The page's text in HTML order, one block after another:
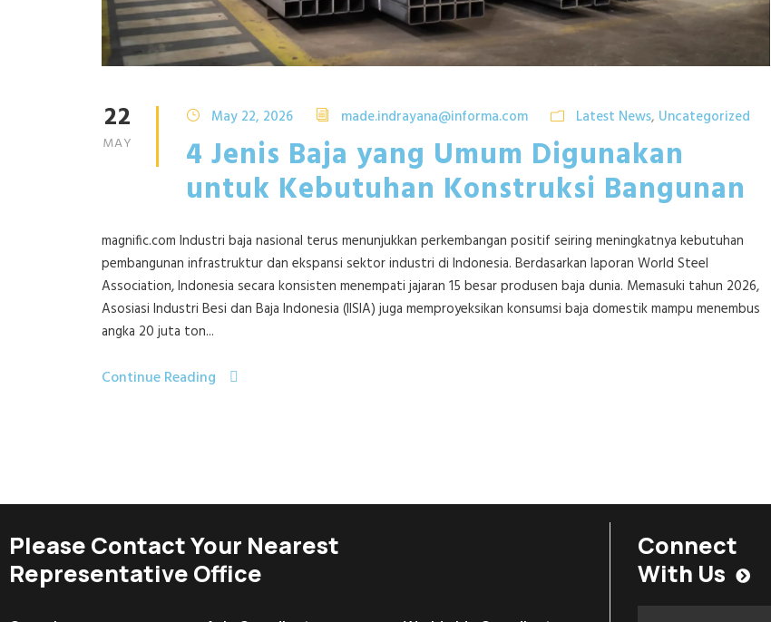
22
MAY
May 22, 2026 made.indrayana@informa.com Latest News, Uncategorized
4 Jenis Baja yang Umum Digunakan
untuk Kebutuhan Konstruksi Bangunan
magnific.com Industri baja nasional terus menunjukkan perkembangan positif seiring meningkatnya kebutuhan
pembangunan infrastruktur dan ekspansi sektor industri di Indonesia. Berdasarkan laporan World Steel
Association, Indonesia secara konsisten menempati jajaran 15 besar produsen baja dunia. Memasuki tahun 2026,
Asosiasi Industri Besi dan Baja Indonesia (IISIA) juga memproyeksikan konsumsi baja domestik mampu menembus
angka 20 juta ton...
Continue Reading
Please Contact Your Nearest
Representative Office
Connect
With Us